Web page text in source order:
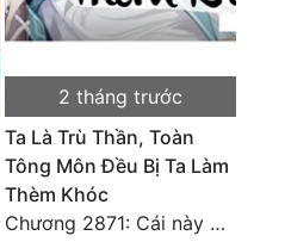
2 tháng trước
Ta Là Trù Thần, Toàn
Tông Môn Đều Bị Ta Làm
Thèm Khóc
Chương 2871: Cái này đánh nhẹ nhõm a